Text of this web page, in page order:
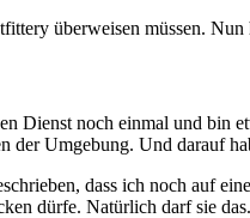
überweisen müssen.
Dienst noch einmal und
der Umgebung. Und darauf
dass ich noch auf
dürfe. Natürlich darf sie